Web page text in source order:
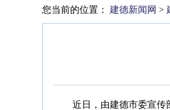
您当前的位置： 建德新闻网 >
近日，由建德市委宣传